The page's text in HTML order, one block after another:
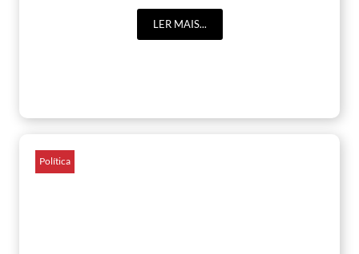
LER MAIS...
Política